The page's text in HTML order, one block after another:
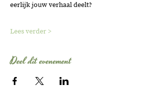
eerlijk jouw verhaal deelt?
Lees verder >
Deel dit evenement